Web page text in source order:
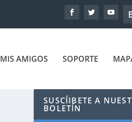
MIS AMIGOS SOPORTE
SUSCÍIBETE A
BOLETÍN